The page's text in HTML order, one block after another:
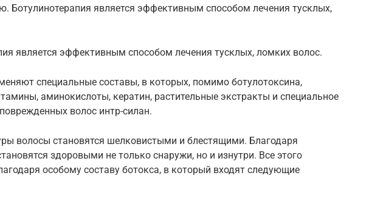
Ботулинотерапия является эффективным способом лечения тусклых,
является эффективным способом лечения тусклых, ломких волос.
специальные составы, в которых, помимо ботулотоксина,
аминокислоты, кератин, растительные экстракты и специальное
волос интр-силан.
волосы становятся шелковистыми и блестящими. Благодаря
здоровыми не только снаружи, но и изнутри. Все этого
особому составу ботокса, в который входят следующие